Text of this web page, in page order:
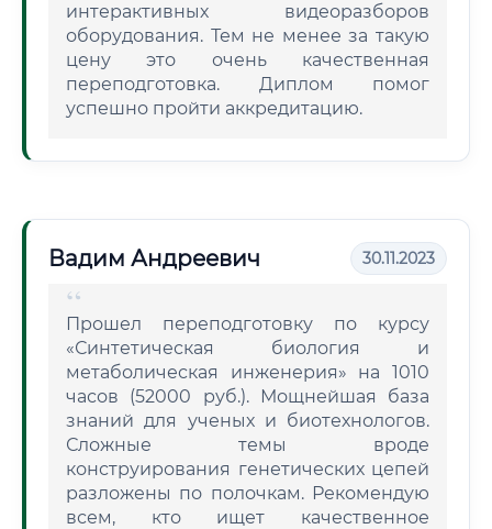
интерактивных видеоразборов
оборудования. Тем не менее за такую
цену это очень качественная
переподготовка. Диплом помог
успешно пройти аккредитацию.
Вадим Андреевич 30.11.2023
Прошел переподготовку по курсу
«Синтетическая биология и
метаболическая инженерия» на 1010
часов (52000 руб.). Мощнейшая база
знаний для ученых и биотехнологов.
Сложные темы вроде
конструирования генетических цепей
разложены по полочкам. Рекомендую
всем, кто ищет качественное